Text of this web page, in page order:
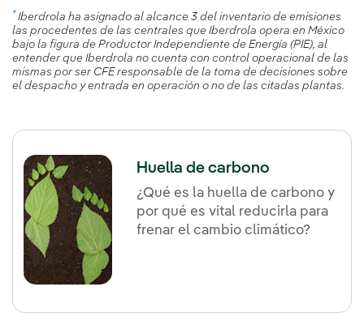
* Iberdrola ha asignado al alcance 3 del inventario de emisiones
las procedentes de las centrales que Iberdrola opera en México
bajo la figura de Productor Independiente de Energía (PIE), al
entender que Iberdrola no cuenta con control operacional de las
mismas por ser CFE responsable de la toma de decisiones sobre
el despacho y entrada en operación o no de las citadas plantas.
Huella de carbono
¿Qué es la huella de carbono y
por qué es vital reducirla para
frenar el cambio climático?